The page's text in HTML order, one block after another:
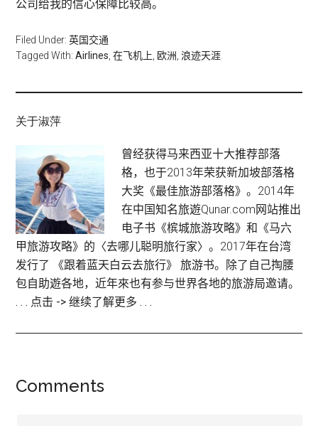
公司给我的信心保障比较高。
Filed Under:英国交通
Tagged With:Airlines ,在飞机上 欧洲 ,浪迹天涯
关于淑萍
曾经获得马来西亚十大推荐部落
格，也于2013年荣获新加坡部落格
大奖《最佳旅游部落格》。2014年
在中国知名旅遊Qunar.com网站推出
电子书《槟城旅游攻略》和《马六
甲旅游攻略》的〈去哪儿聪明旅行家〉。2017年在台湾
发行了 《跟着蓝天白云去旅行》 旅游书。除了自己掏腰
包自助遊各地，近年來也有参与世界各地的旅游局邀请。
. . . 点击 -> 继续了解更多 . . .
Reader
Comments